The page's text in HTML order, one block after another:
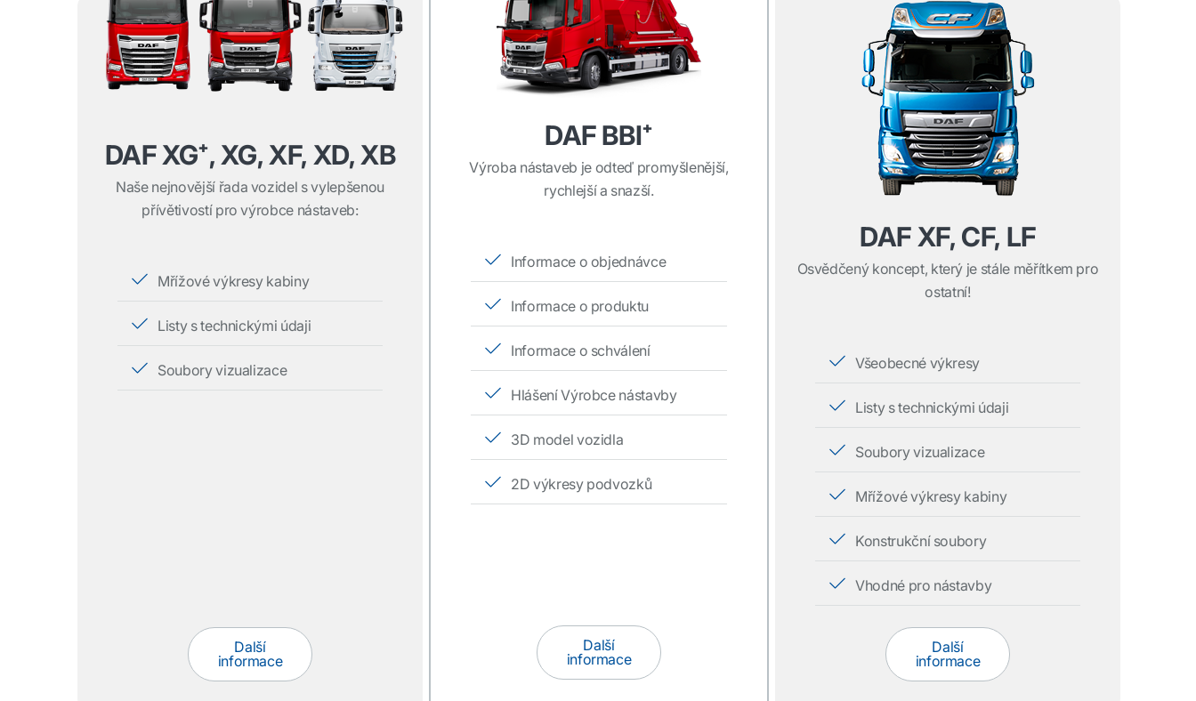
DAF XG⁺, XG, XF, XD, XB
Naše nejnovější řada vozidel s vylepšenou
přívětivostí pro výrobce nástaveb:
Mřížové výkresy kabiny
Listy s technickými údaji
Soubory vizualizace
Další
informace
DAF BBI⁺
Výroba nástaveb je odteď promyšlenější,
rychlejší a snazší.
Informace o objednávce
Informace o produktu
Informace o schválení
Hlášení Výrobce nástavby
3D model vozidla
2D výkresy podvozků
Další
informace
DAF XF, CF, LF
Osvědčený koncept, který je stále měřítkem pro
ostatní!
Všeobecné výkresy
Listy s technickými údaji
Soubory vizualizace
Mřížové výkresy kabiny
Konstrukční soubory
Vhodné pro nástavby
Další
informace